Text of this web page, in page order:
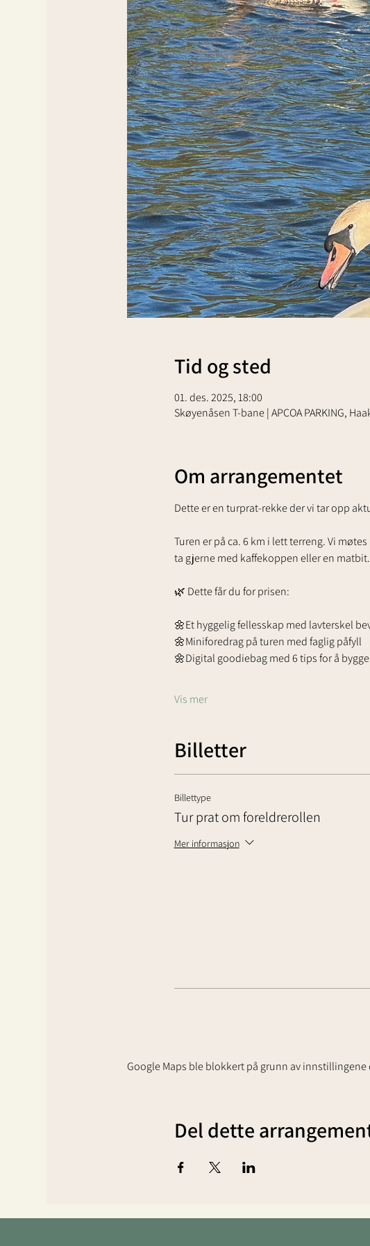
Tid og sted
01. des. 2025, 18:00
Skøyenåsen T-bane | APCOA PARKING,
Om arrangementet
Dette er en turprat-rekke der vi tar opp
Turen er på ca. 6 km i lett terreng. Vi
ta gjerne med kaffekoppen eller en matbit.
🌿 Dette får du for prisen:
🌼Et hyggelig fellesskap med lavterskel
🌼Miniforedrag på turen med faglig påfyll
🌼Digital goodiebag med 6 tips for å
Vis mer
Billetter
Billettype
Tur prat om foreldrerollen
Mer informasjon
Google Maps ble blokkert på grunn av
Del dette